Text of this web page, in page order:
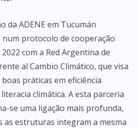
da ADENE em Tucumán
protocolo de cooperação
com a Red Argentina de
al Cambio Climático, que visa
práticas em eficiência
climática. A esta parceria
se uma ligação mais profunda,
as estruturas integram a mesma